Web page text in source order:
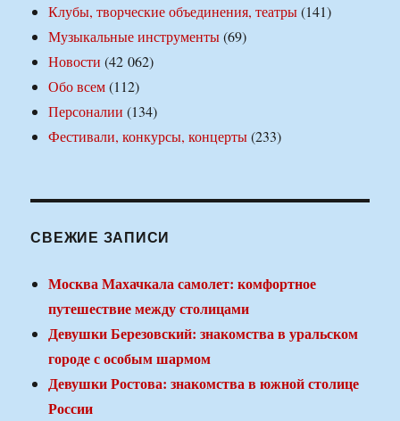
Клубы, творческие объединения, театры(141)
Музыкальные инструменты(69)
Новости (42 062)
Обо всем(112)
Персоналии (134)
Фестивали, конкурсы, концерты(233)
СВЕЖИЕ ЗАПИСИ
Москва Махачкала самолет: комфортное
путешествие между столицами
Девушки Березовский: знакомства в уральском
городе с особым шармом
Девушки Ростова: знакомства в южной столице
России